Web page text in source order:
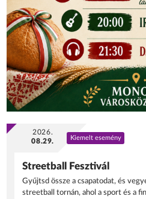
2026.
08.29.
Kiemelt esemény
Streetball Fesztivál
Gyűjtsd össze a csapatodat, és
streetball tornán, ahol a sport és a